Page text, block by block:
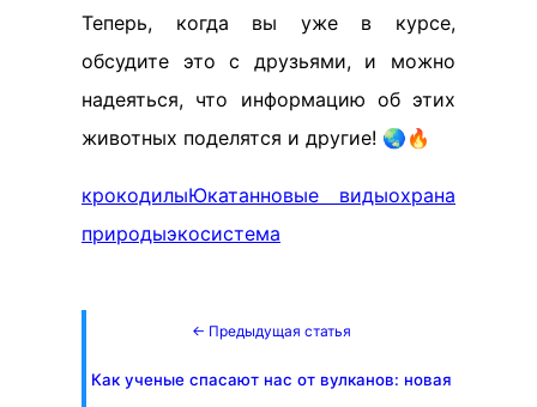
Теперь, когда вы уже в курсе,
обсудите это с друзьями, и можно
надеяться, что информацию об этих
животных поделятся и другие! 🌏🔥
крокодилыЮкатанновые видыохрана
природыэкосистема
← Предыдущая статья
Как ученые спасают нас от вулканов: новая